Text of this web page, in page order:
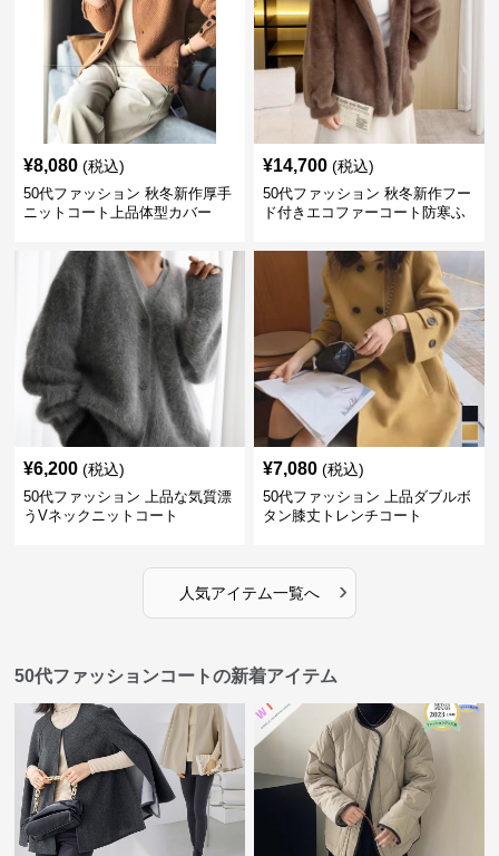
¥8,080 (税込)
50代ファッション 秋冬新作厚手
ニットコート上品体型カバー
¥14,700 (税込)
50代ファッション 秋冬新作フー
ド付きエコファーコート防寒ふ
¥6,200 (税込)
50代ファッション 上品な気質漂
うVネックニットコート
¥7,080 (税込)
50代ファッション 上品ダブルボ
タン膝丈トレンチコート
人気アイテム一覧へ ›
50代ファッションコートの新着アイテム